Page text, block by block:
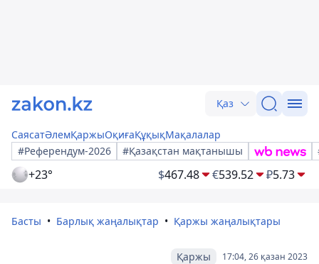
Қаз
СаясатӘлемҚаржыОқиғаҚұқықМақалалар
#Референдум-2026
#Қазақстан мақтанышы
+23° $467.48 €539.52 ₽5.73
Басты Барлық жаңалықтар Қаржы жаңалықтары
17:04, 26 қазан 2023
Қаржы